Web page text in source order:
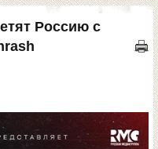
Россию с